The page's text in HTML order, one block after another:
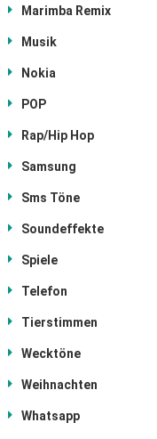
Marimba Remix
Musik
Nokia
POP
Rap/Hip Hop
Samsung
Sms Töne
Soundeffekte
Spiele
Telefon
Tierstimmen
Wecktöne
Weihnachten
Whatsapp